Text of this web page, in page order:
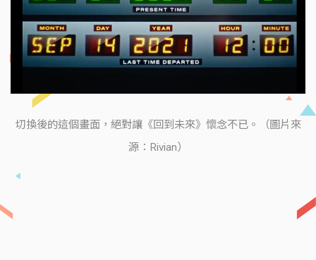
切換後的這個畫面，絕對讓《回到未來》懷念不已。（圖片來
源：Rivian）